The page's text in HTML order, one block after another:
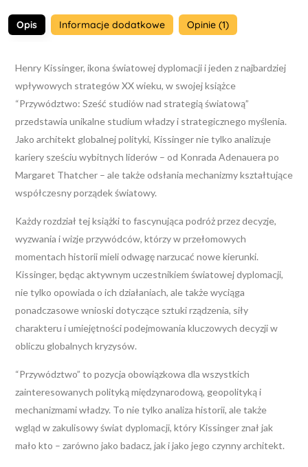
Opis Informacje dodatkowe Opinie (1)
Henry Kissinger, ikona światowej dyplomacji i jeden z najbardziej
wpływowych strategów XX wieku, w swojej książce
“Przywództwo: Sześć studiów nad strategią światową”
przedstawia unikalne studium władzy i strategicznego myślenia.
Jako architekt globalnej polityki, Kissinger nie tylko analizuje
kariery sześciu wybitnych liderów – od Konrada Adenauera po
Margaret Thatcher – ale także odsłania mechanizmy kształtujące
współczesny porządek światowy.
Każdy rozdział tej książki to fascynująca podróż przez decyzje,
wyzwania i wizje przywódców, którzy w przełomowych
momentach historii mieli odwagę narzucać nowe kierunki.
Kissinger, będąc aktywnym uczestnikiem światowej dyplomacji,
nie tylko opowiada o ich działaniach, ale także wyciąga
ponadczasowe wnioski dotyczące sztuki rządzenia, siły
charakteru i umiejętności podejmowania kluczowych decyzji w
obliczu globalnych kryzysów.
“Przywództwo” to pozycja obowiązkowa dla wszystkich
zainteresowanych polityką międzynarodową, geopolityką i
mechanizmami władzy. To nie tylko analiza historii, ale także
wgląd w zakulisowy świat dyplomacji, który Kissinger znał jak
mało kto – zarówno jako badacz, jak i jako jego czynny architekt.